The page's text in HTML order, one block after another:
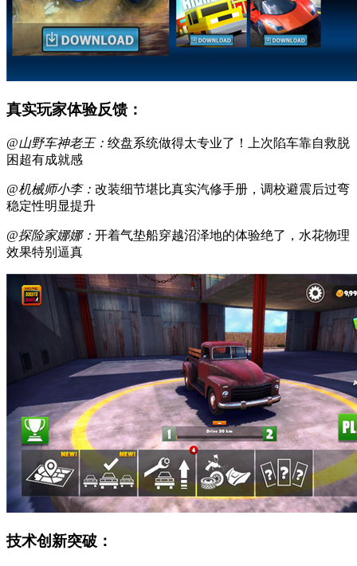
真实玩家体验反馈：
@山野车神老王： 绞盘系统做得太专业了！上次陷车靠自救脱
困超有成就感
@机械师小李： 改装细节堪比真实汽修手册，调校避震后过弯
稳定性明显提升
@探险家娜娜： 开着气垫船穿越沼泽地的体验绝了，水花物理
效果特别逼真
技术创新突破：